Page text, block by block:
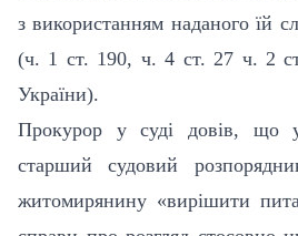
з використанням наданого їй
(ч. 1 ст. 190, ч. 4 ст. 27 ч. 2
України).
Прокурор у суді довів, що
старший судовий
житомирянину «вирішити